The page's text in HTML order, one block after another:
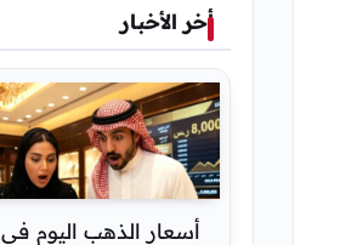
أخر الأخبار
أسعار الذهب اليوم في